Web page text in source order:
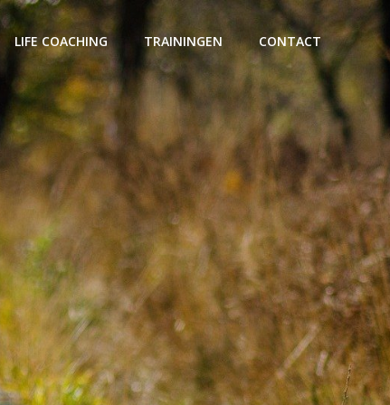
LIFE COACHING TRAININGEN CONTACT